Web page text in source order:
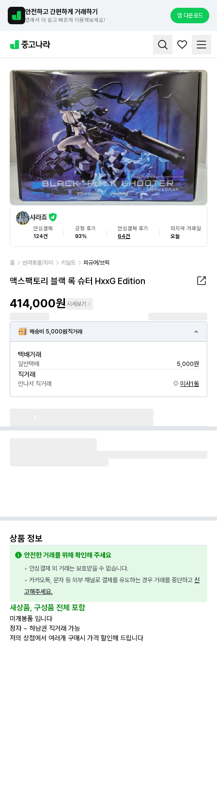
안전하고 간편하게 거래하기
앱에서 더 쉽고 빠르게 이용해보세요!
앱 다운로드
샤라죠
안심결제
124건
긍정 후기
93%
안심결제 후기
64건
마지막 거래일
오늘
홈 반려동물/취미 키덜트 피규어/브릭
맥스팩토리 블랙 록 슈터 HxxG Edition
414,000원 시세보기
배송비 5,000원직거래
택배거래
일반택배 5,000원
직거래
만나서 직거래 미사1동
상품 정보
안전한 거래를 위해 확인해 주세요
• 안심결제 외 거래는 보호받을 수 없습니다.
• 카카오톡, 문자 등 외부 채널로 결제를 유도하는 경우 거래를 중단하고 신
고해주세요.
새상품, 구성품 전체 포함
미개봉품 입니다
정자 ~ 하남권 직거래 가능
저의 상점에서 여러개 구매시 가격 할인해 드립니다